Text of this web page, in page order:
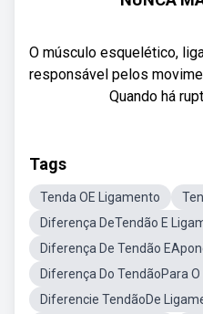
O músculo esquelético,
responsável pelos
⠀⠀⠀⠀⠀⠀⠀ Quando há
Tags
Tenda OE Ligamento
Diferença DeTendão E
Diferença De Tendão
Diferença Do TendãoPara
Diferencie TendãoDe